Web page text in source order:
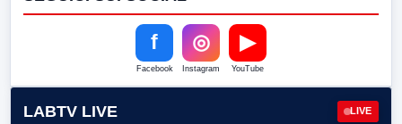
f
Facebook
◎
Instagram
▶
YouTube
LABTV LIVE LIVE